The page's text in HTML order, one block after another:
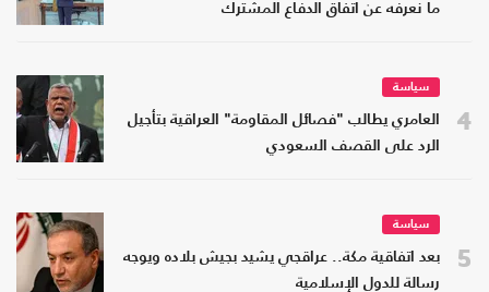
ما نعرفه عن اتفاق الدفاع المشترك
4
سياسة
العامري يطالب "فصائل المقاومة" العراقية بتأجيل
الرد على القصف السعودي
5
سياسة
بعد اتفاقية مكة.. عراقجي يشيد بجيش بلاده ويوجه
رسالة للدول الإسلامية